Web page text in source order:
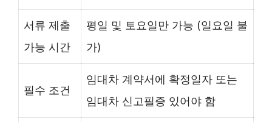
서류 제출
가능 시간
평일 및 토요일만 가능 (일요일 불
가)
필수 조건
임대차 계약서에 확정일자 또는
임대차 신고필증 있어야 함